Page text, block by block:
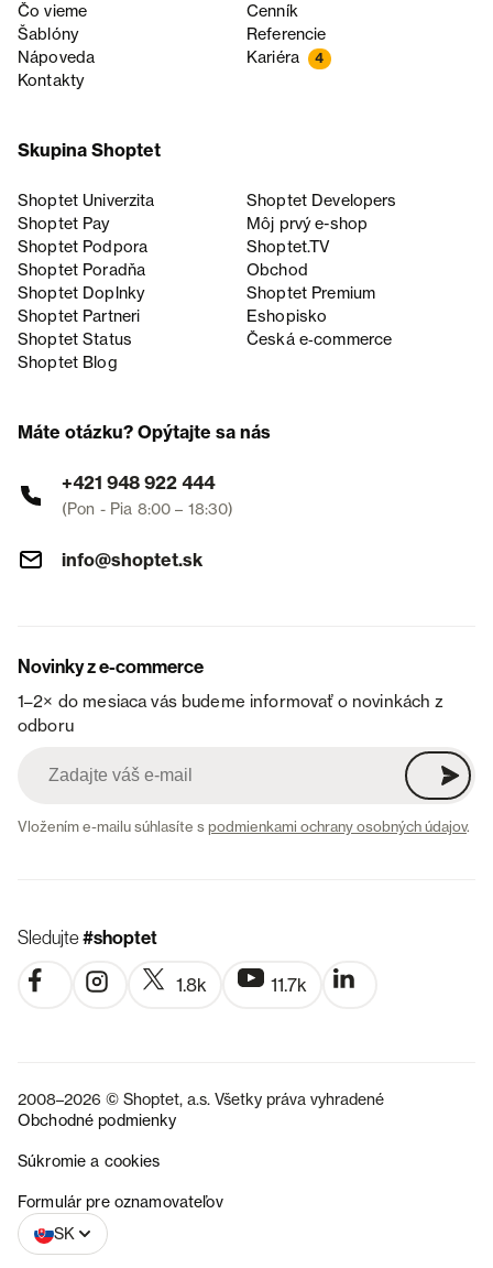
Čo vieme
Cenník
Šablóny
Referencie
Nápoveda
Kariéra 4
Kontakty
Skupina Shoptet
Shoptet Univerzita
Shoptet Developers
Shoptet Pay
Môj prvý e-shop
Shoptet Podpora
Shoptet.TV
Shoptet Poradňa
Obchod
Shoptet Doplnky
Shoptet Premium
Shoptet Partneri
Eshopisko
Shoptet Status
Česká e‑commerce
Shoptet Blog
Máte otázku? Opýtajte sa nás
+421 948 922 444
(Pon - Pia 8:00 – 18:30)
info@shoptet.sk
Novinky z e-commerce
1–2× do mesiaca vás budeme informovať o novinkách z
odboru
Vložením e-mailu súhlasíte spodmienkami ochrany osobných údajov.
Sledujte#shoptet
1.8k 11.7k
2008–2026 © Shoptet, a.s. Všetky práva vyhradené
Obchodné podmienky
Súkromie a cookies
Formulár pre oznamovateľov
SK